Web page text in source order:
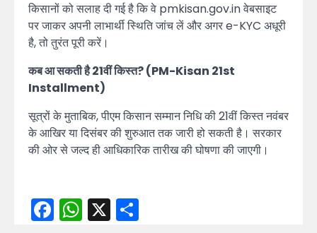
किसानों को सलाह दी गई है कि वे pmkisan.gov.in वेबसाइट
पर जाकर अपनी लाभार्थी स्थिति जांच लें और अगर e-KYC अधूरी
है, तो तुरंत पूरी करें।
कब आ सकती है 21वीं किस्त? (PM-Kisan 21st
Installment)
सूत्रों के मुताबिक, पीएम किसान सम्मान निधि की 21वीं किस्त नवंबर
के आखिर या दिसंबर की शुरुआत तक जारी हो सकती है। सरकार
की ओर से जल्द ही आधिकारिक तारीख की घोषणा की जाएगी।
Facebook
WhatsApp
X